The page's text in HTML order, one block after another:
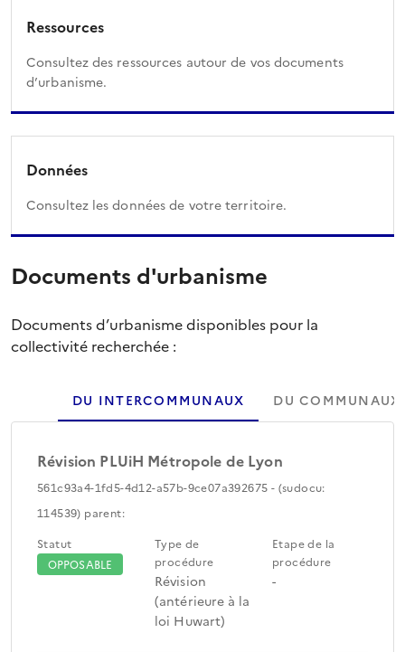
Ressources
Consultez des ressources autour de vos documents
d’urbanisme.
Données
Consultez les données de votre territoire.
Documents d'urbanisme
Documents d’urbanisme disponibles pour la
collectivité recherchée :
DU INTERCOMMUNAUX DU COMMUNAUX
Révision PLUiH Métropole de Lyon
561c93a4-1fd5-4d12-a57b-9ce07a392675 - (sudocu:
114539) parent:
Statut
OPPOSABLE
Type de
procédure
Révision
(antérieure à la
loi Huwart)
Etape de la
procédure
-